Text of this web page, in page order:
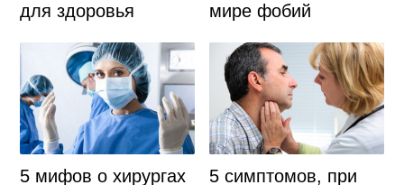
для здоровья
мире фобий
5 мифов о хирургах
5 симптомов, при